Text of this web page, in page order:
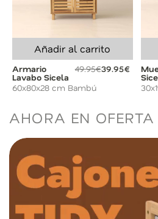
Añadir al carrito
Armario
Lavabo Sicela
49.95€39.95€
60x80x28 cm Bambú
AHORA EN OFERTA